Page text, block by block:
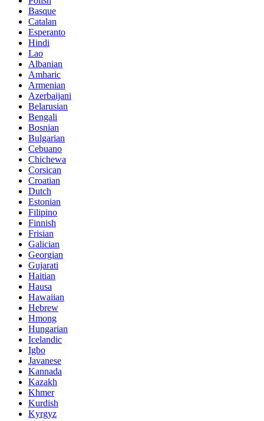
Basque
Catalan
Esperanto
Hindi
Lao
Albanian
Amharic
Armenian
Azerbaijani
Belarusian
Bengali
Bosnian
Bulgarian
Cebuano
Chichewa
Corsican
Croatian
Dutch
Estonian
Filipino
Finnish
Frisian
Galician
Georgian
Gujarati
Haitian
Hausa
Hawaiian
Hebrew
Hmong
Hungarian
Icelandic
Igbo
Javanese
Kannada
Kazakh
Khmer
Kurdish
Kyrgyz